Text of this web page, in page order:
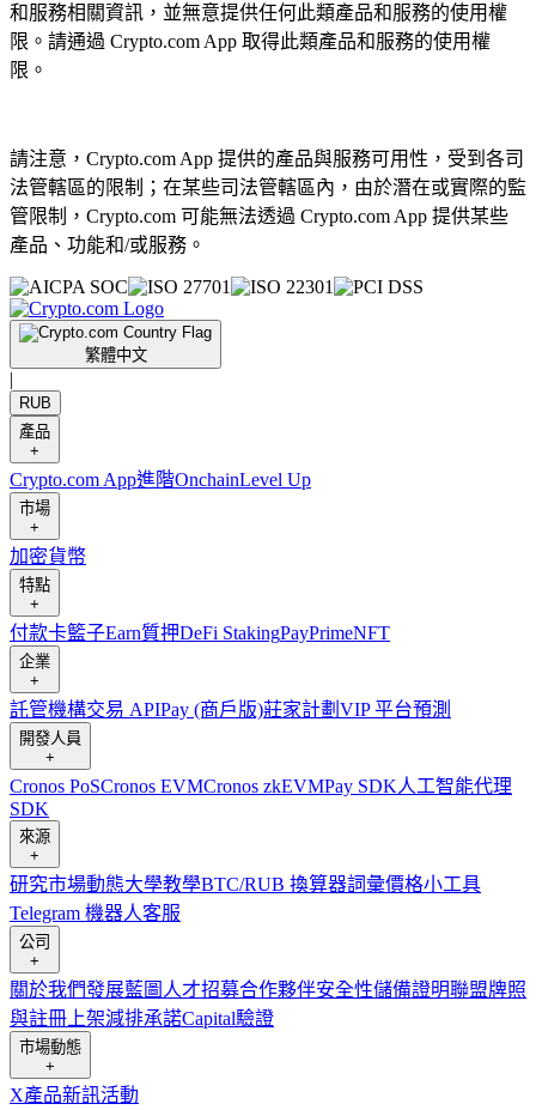
和服務相關資訊，並無意提供任何此類產品和服務的使用權
限。請通過 Crypto.com App 取得此類產品和服務的使用權
限。
請注意，Crypto.com App 提供的產品與服務可用性，受到各司
法管轄區的限制；在某些司法管轄區內，由於潛在或實際的監
管限制，Crypto.com 可能無法透過 Crypto.com App 提供某些
產品、功能和/或服務。
繁體中文
|
RUB
產品
+
Crypto.com App進階OnchainLevel Up
市場
+
加密貨幣
特點
+
付款卡籃子Earn質押DeFi StakingPayPrimeNFT
企業
+
託管機構交易 APIPay (商戶版)莊家計劃 VIP 平台預測
開發人員
+
Cronos PoSCronos EVMCronos zkEVMPay SDK人工智能代理
SDK
來源
+
研究市場動態大學教學BTC/RUB 換算器詞彙價格小工具
Telegram 機器人客服
公司
+
關於我們發展藍圖 人才招募合作夥伴安全性儲備證明聯盟牌照
與註冊 上架減排承諾Capital驗證
市場動態
+
X產品新訊活動